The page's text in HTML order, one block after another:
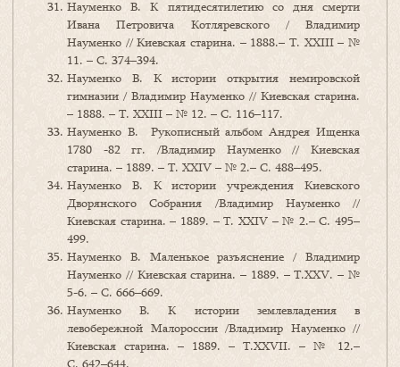
Науменко В. К пятидесятилетию со дня смерти
Ивана Петровича Котляревского / Владимир
Науменко // Киевская старина. – 1888.– Т. ХХIII – №
11. – С. 374–394.
Науменко В. К истории открытия немировской
гимназии / Владимир Науменко // Киевская старина.
– 1888. – Т. ХХIII – № 12. – С. 116–117.
Науменко В. Рукописный альбом Андрея Ищенка
1780 -82 гг. /Владимир Науменко // Киевская
старина. – 1889. – Т. ХХIV – № 2.– С. 488–495.
Науменко В. К истории учреждения Киевского
Дворянского Собрания /Владимир Науменко //
Киевская старина. – 1889. – Т. ХХIV – № 2.– С. 495–
499.
Науменко В. Маленькое разъяснение / Владимир
Науменко // Киевская старина. – 1889. – Т.XXV. – №
5-6. – С. 666–669.
Науменко В. К истории землевладения в
левобережной Малороссии /Владимир Науменко //
Киевская старина. – 1889. – Т.XXVII. – № 12.–
С. 642–644.